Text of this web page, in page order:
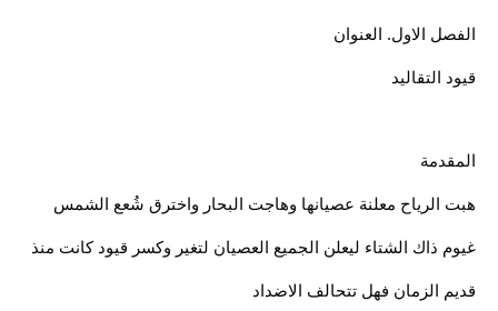
الفصل الاول. العنوان
قيود التقاليد
المقدمة
هبت الرياح معلنة عصيانها وهاجت البحار واخترق شُعع الشمس
غيوم ذاك الشتاء ليعلن الجميع العصيان لتغير وكسر قيود كانت منذ
قديم الزمان فهل تتحالف الاضداد